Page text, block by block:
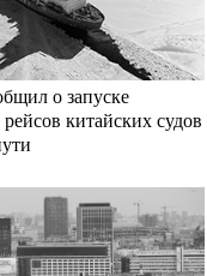
о запуске
китайских судов